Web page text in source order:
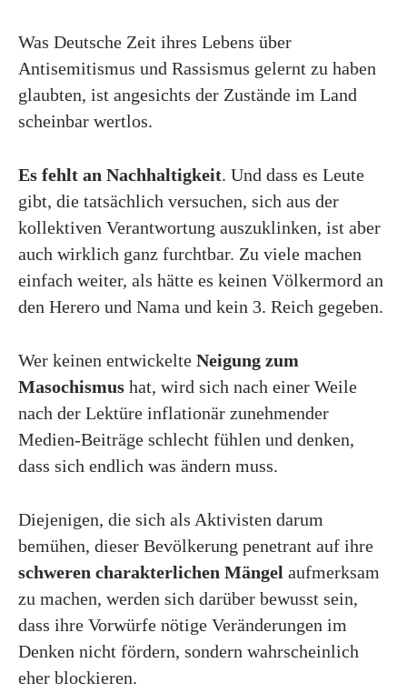
Was Deutsche Zeit ihres Lebens über
Antisemitismus und Rassismus gelernt zu haben
glaubten, ist angesichts der Zustände im Land
scheinbar wertlos.
Es fehlt an Nachhaltigkeit. Und dass es Leute
gibt, die tatsächlich versuchen, sich aus der
kollektiven Verantwortung auszuklinken, ist aber
auch wirklich ganz furchtbar. Zu viele machen
einfach weiter, als hätte es keinen Völkermord an
den Herero und Nama und kein 3. Reich gegeben.
Wer keinen entwickelte Neigung zum
Masochismus hat, wird sich nach einer Weile
nach der Lektüre inflationär zunehmender
Medien-Beiträge schlecht fühlen und denken,
dass sich endlich was ändern muss.
Diejenigen, die sich als Aktivisten darum
bemühen, dieser Bevölkerung penetrant auf ihre
schweren charakterlichen Mängel aufmerksam
zu machen, werden sich darüber bewusst sein,
dass ihre Vorwürfe nötige Veränderungen im
Denken nicht fördern, sondern wahrscheinlich
eher blockieren.